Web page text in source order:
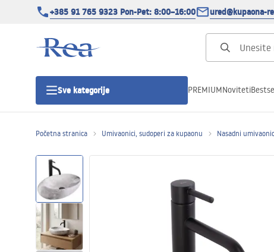
+385 91 765 9323 Pon-Pet: 8:00–16:00 ured@kupaona-
Sve kategorije
Tuš vrata
Tuš Kanalice
PREMIUMNoviteti
Početna stranica Umivaonici, sudoperi za kupaonu Nasadni